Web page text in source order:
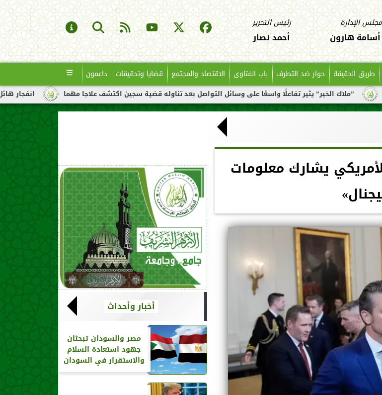
الإدارة
هارون
رئيس التحرير
أحمد نصار
طريق الحقيقة حوار ضد التطرف باب الفتاوى الاقتصاد والمجتمع قضايا وتحقيقات داعمون
انفجار هائل لناقلة نفط يثير تفاعلًا واسعًا على وسائل التواصل بعد تناوله قضية سجين اكتشف علاجا مهما
يشارك معلومات
أخبار وأحداث
مصر والسودان تبحثان
جهود استعادة السلام
والاستقرار في السودان